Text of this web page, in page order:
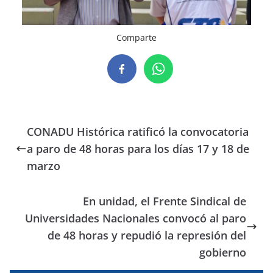
Comparte
CONADU Histórica ratificó la convocatoria
a paro de 48 horas para los días 17 y 18 de
marzo
En unidad, el Frente Sindical de
Universidades Nacionales convocó al paro
de 48 horas y repudió la represión del
gobierno